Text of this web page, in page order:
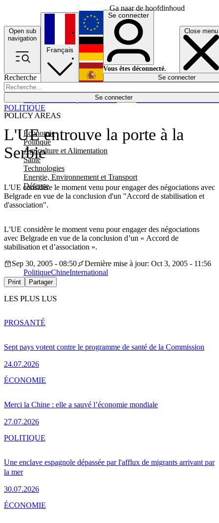
Ga naar de hoofdinhoud
Open sub
navigation
Close menu
Recherche
Se connecter
POLICY AREAS
Economie
Politique
Agriculture et Alimentation
Santé
Technologies
Energie, Environnement et Transport
Défense
Économie
Français
English
Deutsch
Español
Se connecter
Vous êtes déconnecté.
Se connecter
L'UE entrouve la porte à la
Serbie
L'UE considère le moment venu pour engager des négociations avec
Belgrade en vue de la conclusion d'un "Accord de stabilisation et
d'association".
POLITIQUE
L’UE considère le moment venu pour engager des négociations
avec Belgrade en vue de la conclusion d’un « Accord de
stabilisation et d’association ».
Sep 30, 2005 - 08:50
Dernière mise à jour: Oct 3, 2005 - 11:56
PolitiqueChineInternational
Print Partager
LES PLUS LUS
Sept pays votent contre le programme de santé de la Commission
24.07.2026
PROSANTÉ
Merci la Chine : elle a sauvé l’économie mondiale
27.07.2026
ÉCONOMIE
Une enclave espagnole dépassée par l'afflux de migrants arrivant par
la mer
30.07.2026
POLITIQUE
ÉCONOMIE